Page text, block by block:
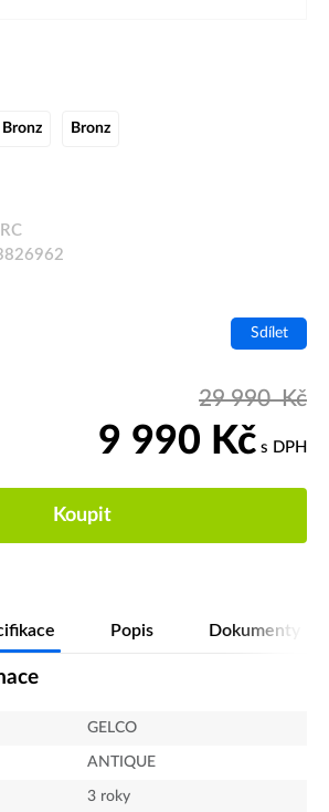
Bronz Bronz
Sdílet
29 990Kč
9 990 Kč s DPH
Koupit
Popis Dokumenty
GELCO
ANTIQUE
3 roky